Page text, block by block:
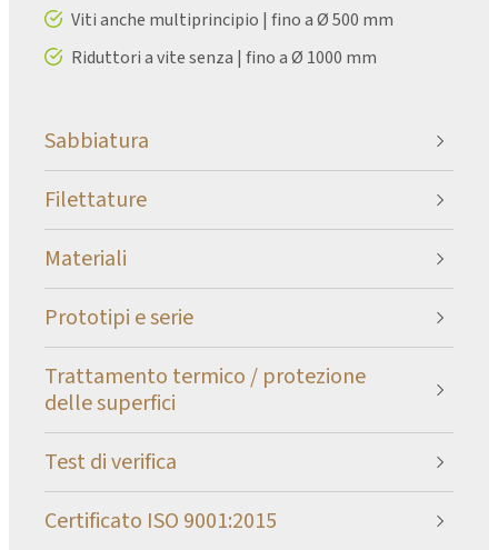
Viti anche multiprincipio | fino a Ø 500 mm
Riduttori a vite senza | fino a Ø 1000 mm
Sabbiatura
Filettature
Materiali
Prototipi e serie
Trattamento termico / protezione
delle superfici
Test di verifica
Certificato ISO 9001:2015